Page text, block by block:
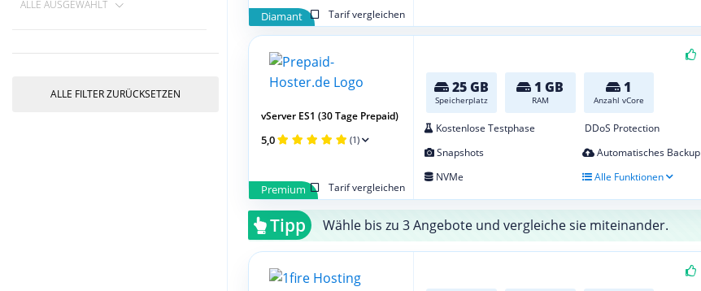
ALLE AUSGEWÄHLT
ALLE FILTER ZURÜCKSETZEN
Diamant Tarif vergleichen
25 GB
Speicherplatz
1 GB
RAM
1
Anzahl vCore
Kostenlose Testphase
DDoS Protection
Snapshots
Automatisches Backup
NVMe
Alle Funktionen
Premium
Tarif vergleichen
vServer ES1 (30 Tage Prepaid)
5,0 (1)
Tipp Wähle bis zu 3 Angebote und vergleiche sie miteinander.